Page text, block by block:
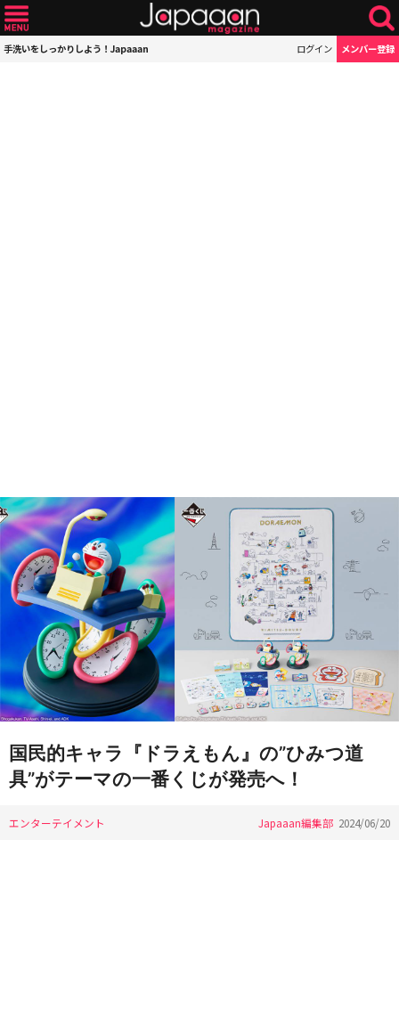
手洗いをしっかりしよう！Japaaan ログイン メンバー登録
国民的キャラ『ドラえもん』の”ひみつ道
具”がテーマの一番くじが発売へ！
エンターテイメント Japaaan編集部 2024/06/20